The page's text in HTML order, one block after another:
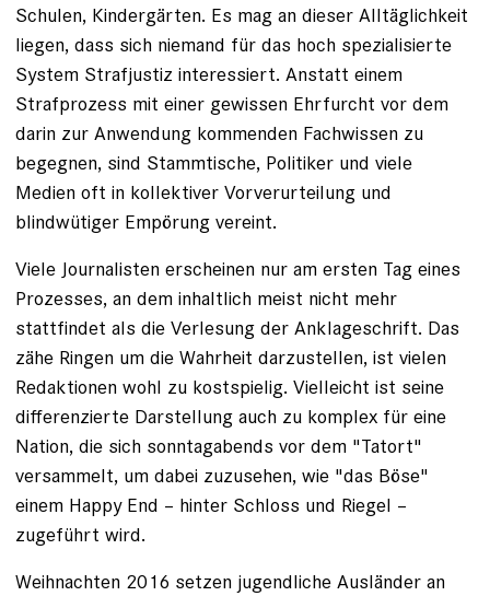
Schulen, Kindergärten. Es mag an dieser Alltäglichkeit
liegen, dass sich niemand für das hoch spezialisierte
System Strafjustiz interessiert. Anstatt einem
Strafprozess mit einer gewissen Ehrfurcht vor dem
darin zur Anwendung kommenden Fachwissen zu
begegnen, sind Stammtische, Politiker und viele
Medien oft in kollektiver Vorverurteilung und
blindwütiger Empörung vereint.
Viele Journalisten erscheinen nur am ersten Tag eines
Prozesses, an dem inhaltlich meist nicht mehr
stattfindet als die Verlesung der Anklageschrift. Das
zähe Ringen um die Wahrheit darzustellen, ist vielen
Redaktionen wohl zu kostspielig. Vielleicht ist seine ­
differenzierte Darstellung auch zu komplex für eine
Nation, die sich sonntagabends vor dem "Tatort"
versammelt, um dabei zuzusehen, wie "das Böse"
einem Happy End – hinter Schloss und Riegel –
zugeführt wird.
Weihnachten 2016 setzen jugendliche Ausländer an